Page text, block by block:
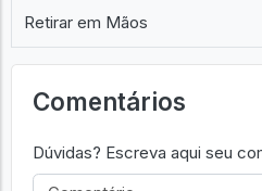
Retirar em Mãos
Comentários
Dúvidas? Escreva aqui seu